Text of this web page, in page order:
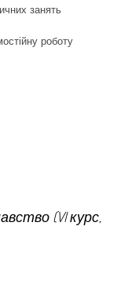
занять
роботу
(VI курс,